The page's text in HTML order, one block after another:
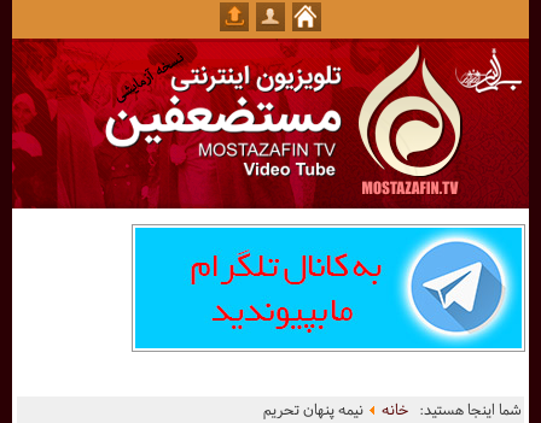
شما اینجا هستید:خانه
نیمه پنهان تحریم